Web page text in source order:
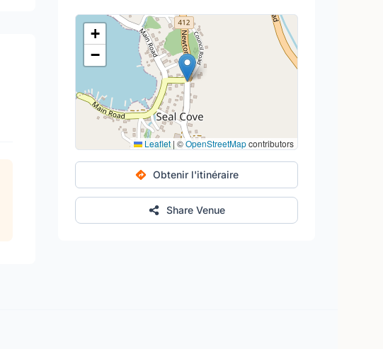
+
−
Leaflet | ©OpenStreetMapcontributors
Obtenir l'itinéraire
Share Venue